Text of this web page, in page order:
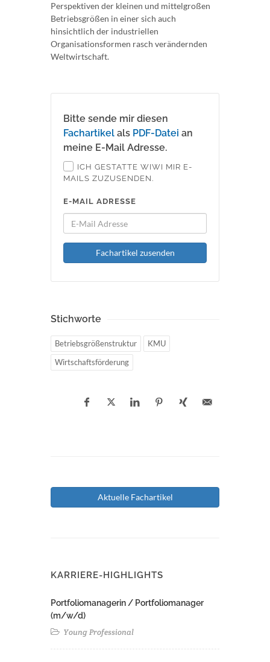
Perspektiven der kleinen und mittelgroßen
Betriebsgrößen in einer sich auch
hinsichtlich der industriellen
Organisationsformen rasch verändernden
Weltwirtschaft.
Bitte sende mir diesen
Fachartikel als PDF-Datei an
meine E-Mail Adresse.
ICH GESTATTE WIWI MIR E-
MAILS ZUZUSENDEN.
E-MAIL ADRESSE
Fachartikel zusenden
Stichworte
Betriebsgrößenstruktur
KMU
Wirtschaftsförderung
Aktuelle Fachartikel
KARRIERE-HIGHLIGHTS
Portfoliomanagerin / Portfoliomanager
(m/w/d)
Young Professional